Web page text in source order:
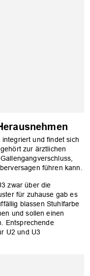
und findet sich
zur ärztlichen
führen kann.
zwar über die
für zuhause gab es
blassen Stuhlfarbe
und sollen einen
Entsprechende
U2 und U3